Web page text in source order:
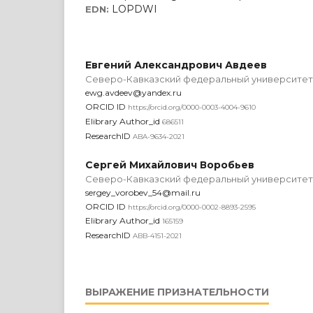
EDN: LOPDWI
Евгений Александрович Авдеев
Северо-Кавказский федеральный
ewg.avdeev@yandex.ru
ORCID ID https://orcid.org/0000-0003-4004-9610
Elibrary Author_id 686511
ResearchID ABA-9634-2021
Сергей Михайлович Воробьев
Северо-Кавказский федеральный
sergey_vorobev_54@mail.ru
ORCID ID https://orcid.org/0000-0002-8893-2595
Elibrary Author_id 165159
ResearchID ABB-4151-2021
ВЫРАЖЕНИЕ ПРИЗНАТЕЛЬНОСТИ